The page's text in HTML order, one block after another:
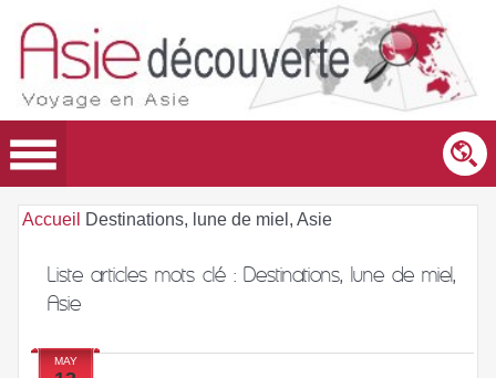
Accueil Destinations, lune de miel, Asie
Liste articles mots clé :Destinations, lune de miel,
Asie
MAY